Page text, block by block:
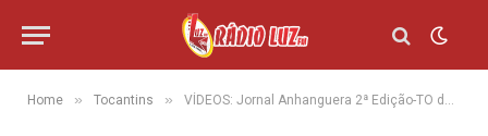
Home » Tocantins » VÍDEOS: Jornal Anhanguera 2ª Edição-TO de sexta-feira, 15 de novembro de 2024